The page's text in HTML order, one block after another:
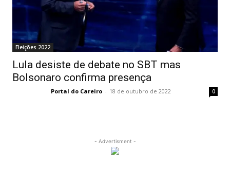
Eleições 2022
Lula desiste de debate no SBT mas
Bolsonaro confirma presença
Portal do Careiro - 18 de outubro de 2022 0
- Advertisment -